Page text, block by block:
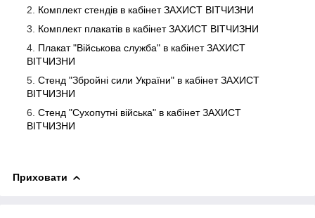
Комплект стендів в кабінет ЗАХИСТ ВІТЧИЗНИ
Комплект плакатів в кабінет ЗАХИСТ ВІТЧИЗНИ
Плакат "Військова служба" в кабінет ЗАХИСТ
ВІТЧИЗНИ
Стенд "Збройні сили України" в кабінет ЗАХИСТ
ВІТЧИЗНИ
Стенд "Сухопутні війська" в кабінет ЗАХИСТ
ВІТЧИЗНИ
Приховати